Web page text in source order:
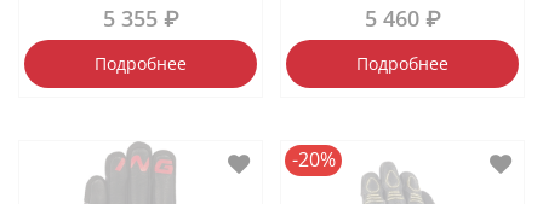
5 355 ₽
Подробнее
5 460 ₽
Подробнее
-20%